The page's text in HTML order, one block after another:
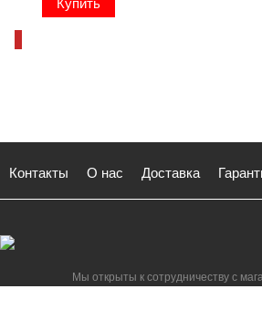
Контакты О нас Доставка
Мы открыты к сотрудничеству с